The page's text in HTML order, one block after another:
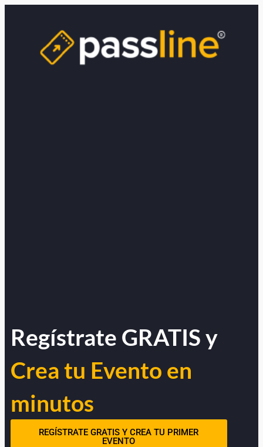
Regístrate GRATIS y
Crea tu Evento en
minutos
REGÍSTRATE GRATIS Y CREA TU PRIMER
EVENTO